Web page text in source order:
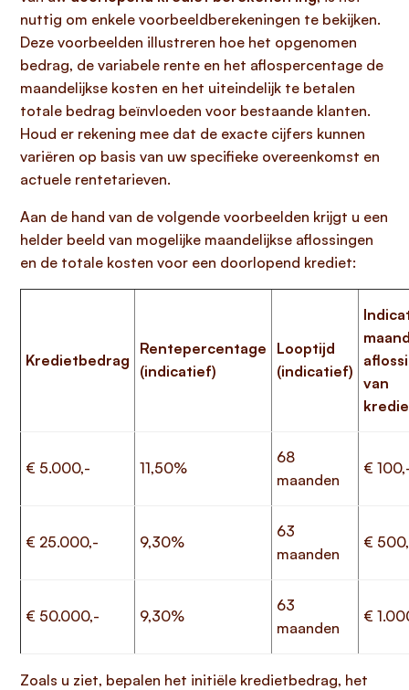
nuttig om enkele voorbeeldberekeningen te bekijken.
Deze voorbeelden illustreren hoe het opgenomen
bedrag, de variabele rente en het aflospercentage de
maandelijkse kosten en het uiteindelijk te betalen
totale bedrag beïnvloeden voor bestaande klanten.
Houd er rekening mee dat de exacte cijfers kunnen
variëren op basis van uw specifieke overeenkomst en
actuele rentetarieven.
Aan de hand van de volgende voorbeelden krijgt u een
helder beeld van mogelijke maandelijkse aflossingen
en de totale kosten voor een doorlopend krediet:
Kredietbedrag
Rentepercentage
(indicatief)
Looptijd
(indicatief)
van
€ 5.000,- 11,50%
68
maanden
€
€ 25.000,- 9,30%
63
maanden
€
€ 50.000,- 9,30%
63
maanden
€
Zoals u ziet, bepalen het initiële kredietbedrag, het